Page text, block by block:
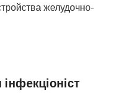
желудочно-